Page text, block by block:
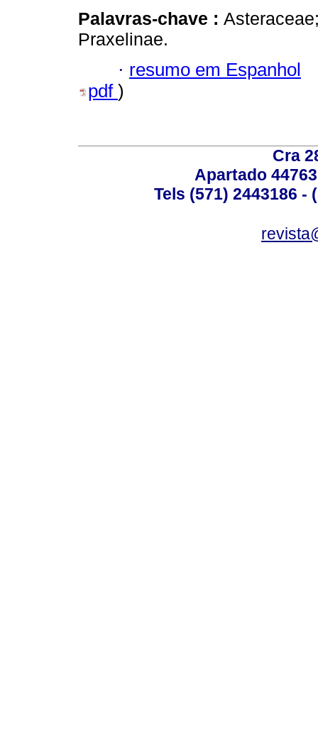
Palavras-chave :
Praxelinae.
· resumo em Espanhol
pdf )
Cra
Apartado
Tels (571) 2443186 -